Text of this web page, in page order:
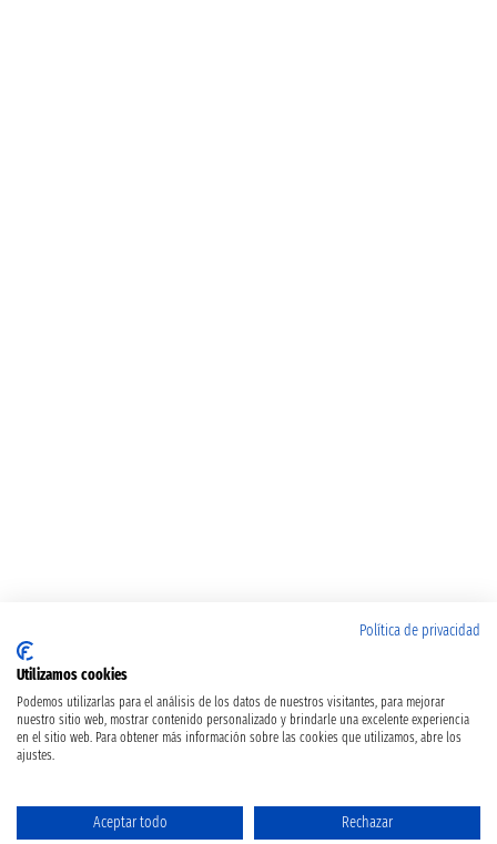
Política de privacidad
Utilizamos cookies
Podemos utilizarlas para el análisis de los datos de nuestros visitantes, para mejorar
nuestro sitio web, mostrar contenido personalizado y brindarle una excelente experiencia
en el sitio web. Para obtener más información sobre las cookies que utilizamos, abre los
ajustes.
Aceptar todo Rechazar